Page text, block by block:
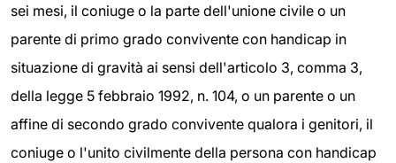
sei mesi, il coniuge o la parte dell'unione civile o un
parente di primo grado convivente con handicap in
situazione di gravità ai sensi dell'articolo 3, comma 3,
della legge 5 febbraio 1992, n. 104, o un parente o un
affine di secondo grado convivente qualora i genitori, il
coniuge o l'unito civilmente della persona con handicap